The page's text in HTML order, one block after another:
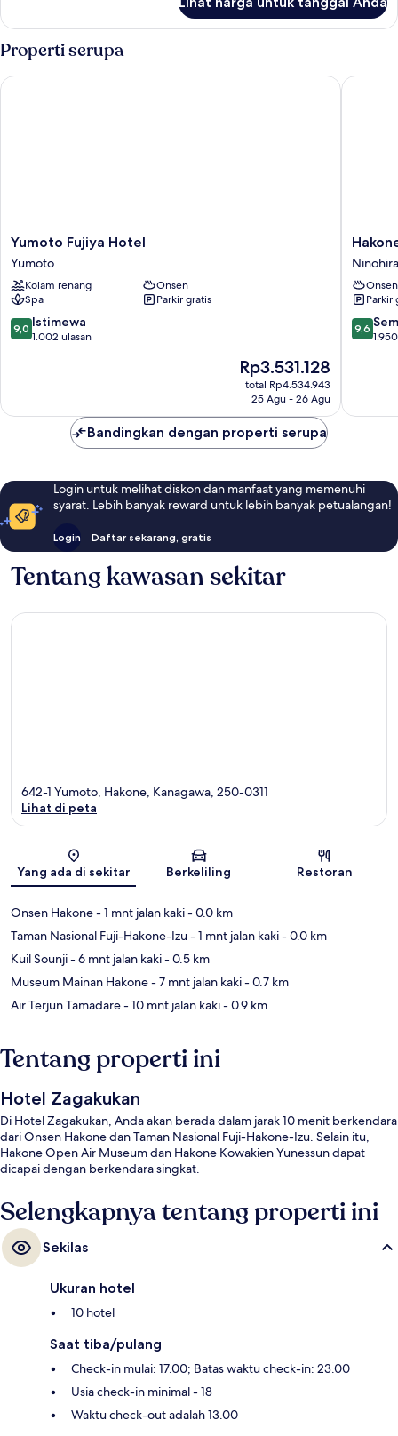
Kamar
Double
Standar
Properti serupa
Yumoto
Fujiya
Hotel
Yumoto
Yumoto Fujiya Hotel
Yumoto
Kolam renang
Onsen
Spa
Parkir gratis
9.0
dari
9,0 Istimewa
1.002 ulasan
Harga
sekarang
Rp3.531.128
Rp3.531.128
total Rp4.534.943
25 Agu - 26 Agu
Yumoto Fujiya Hotel
Hakone
TEN-
YU
Ninohira
Ninohira
Onsen
Parkir
9.6
dari
9,6
Hakone
Bandingkan dengan properti serupa
Login untuk melihat diskon dan manfaat yang memenuhi
syarat. Lebih banyak reward untuk lebih banyak petualangan!
Login Daftar sekarang, gratis
Tentang kawasan sekitar
Peta
642-1 Yumoto, Hakone, Kanagawa, 250-0311
Lihat di peta
Yang ada di sekitar Berkeliling Restoran
Onsen Hakone- 1 mnt jalan kaki- 0.0 km
Taman Nasional Fuji-Hakone-Izu- 1 mnt jalan kaki- 0.0 km
Kuil Sounji- 6 mnt jalan kaki- 0.5 km
Museum Mainan Hakone- 7 mnt jalan kaki- 0.7 km
Air Terjun Tamadare- 10 mnt jalan kaki- 0.9 km
Tentang properti ini
Hotel Zagakukan
Di Hotel Zagakukan, Anda akan berada dalam jarak 10 menit berkendara
dari Onsen Hakone dan Taman Nasional Fuji-Hakone-Izu. Selain itu,
Hakone Open Air Museum dan Hakone Kowakien Yunessun dapat
dicapai dengan berkendara singkat.
Selengkapnya tentang properti ini
Sekilas
Ukuran hotel
10 hotel
Saat tiba/pulang
Check-in mulai: 17.00; Batas waktu check-in: 23.00
Usia check-in minimal - 18
Waktu check-out adalah 13.00